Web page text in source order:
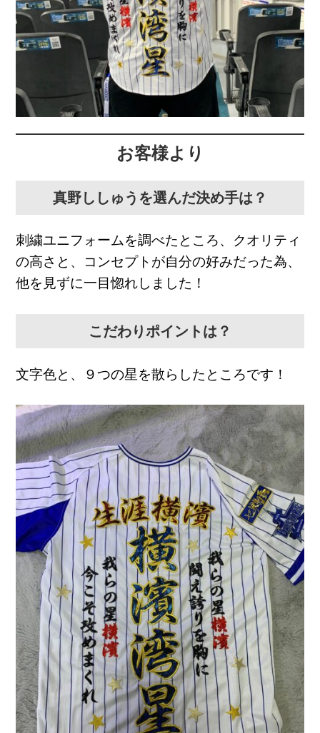
お客様より
真野ししゅうを選んだ決め手は？
刺繍ユニフォームを調べたところ、クオリティ
の高さと、コンセプトが自分の好みだった為、
他を見ずに一目惚れしました！
こだわりポイントは？
文字色と、９つの星を散らしたところです！